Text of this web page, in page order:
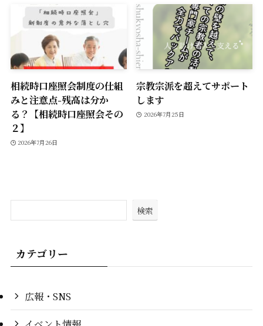
相続時口座照会制度の仕組
みと注意点-残高は分か
る？【相続時口座照会その
２】
2026年7月26日
宗教宗派を超えてサポート
します
2026年7月25日
検索
カテゴリー
広報・SNS